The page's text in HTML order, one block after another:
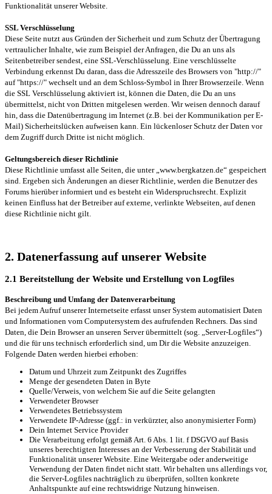
Funktionalität unserer Website.
SSL Verschlüsselung
Diese Seite nutzt aus Gründen der Sicherheit und zum Schutz der Übertragung
vertraulicher Inhalte, wie zum Beispiel der Anfragen, die Du an uns als
Seitenbetreiber sendest, eine SSL-Verschlüsselung. Eine verschlüsselte
Verbindung erkennst Du daran, dass die Adresszeile des Browsers von "http://"
auf "https://" wechselt und an dem Schloss-Symbol in Ihrer Browserzeile. Wenn
die SSL Verschlüsselung aktiviert ist, können die Daten, die Du an uns
übermittelst, nicht von Dritten mitgelesen werden. Wir weisen dennoch darauf
hin, dass die Datenübertragung im Internet (z.B. bei der Kommunikation per E-
Mail) Sicherheitslücken aufweisen kann. Ein lückenloser Schutz der Daten vor
dem Zugriff durch Dritte ist nicht möglich.
Geltungsbereich dieser Richtlinie
Diese Richtlinie umfasst alle Seiten, die unter „www.bergkatzen.de“ gespeichert
sind. Ergeben sich Änderungen an dieser Richtlinie, werden die Benutzer des
Forums hierüber informiert und es besteht ein Widerspruchsrecht. Explizit
keinen Einfluss hat der Betreiber auf externe, verlinkte Webseiten, auf denen
diese Richtlinie nicht gilt.
2. Datenerfassung auf unserer Website
2.1 Bereitstellung der Website und Erstellung von Logfiles
Beschreibung und Umfang der Datenverarbeitung
Bei jedem Aufruf unserer Internetseite erfasst unser System automatisiert Daten
und Informationen vom Computersystem des aufrufenden Rechners. Das sind
Daten, die Dein Browser an unseren Server übermittelt (sog. „Server-Logfiles“)
und die für uns technisch erforderlich sind, um Dir die Website anzuzeigen.
Folgende Daten werden hierbei erhoben:
Datum und Uhrzeit zum Zeitpunkt des Zugriffes
Menge der gesendeten Daten in Byte
Quelle/Verweis, von welchem Sie auf die Seite gelangten
Verwendeter Browser
Verwendetes Betriebssystem
Verwendete IP-Adresse (ggf.: in verkürzter, also anonymisierter Form)
Dein Internet Service Provider
Die Verarbeitung erfolgt gemäß Art. 6 Abs. 1 lit. f DSGVO auf Basis
unseres berechtigten Interesses an der Verbesserung der Stabilität und
Funktionalität unserer Website. Eine Weitergabe oder anderweitige
Verwendung der Daten findet nicht statt. Wir behalten uns allerdings vor,
die Server-Logfiles nachträglich zu überprüfen, sollten konkrete
Anhaltspunkte auf eine rechtswidrige Nutzung hinweisen.